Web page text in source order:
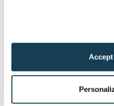
Fara perii de carbon | Fara